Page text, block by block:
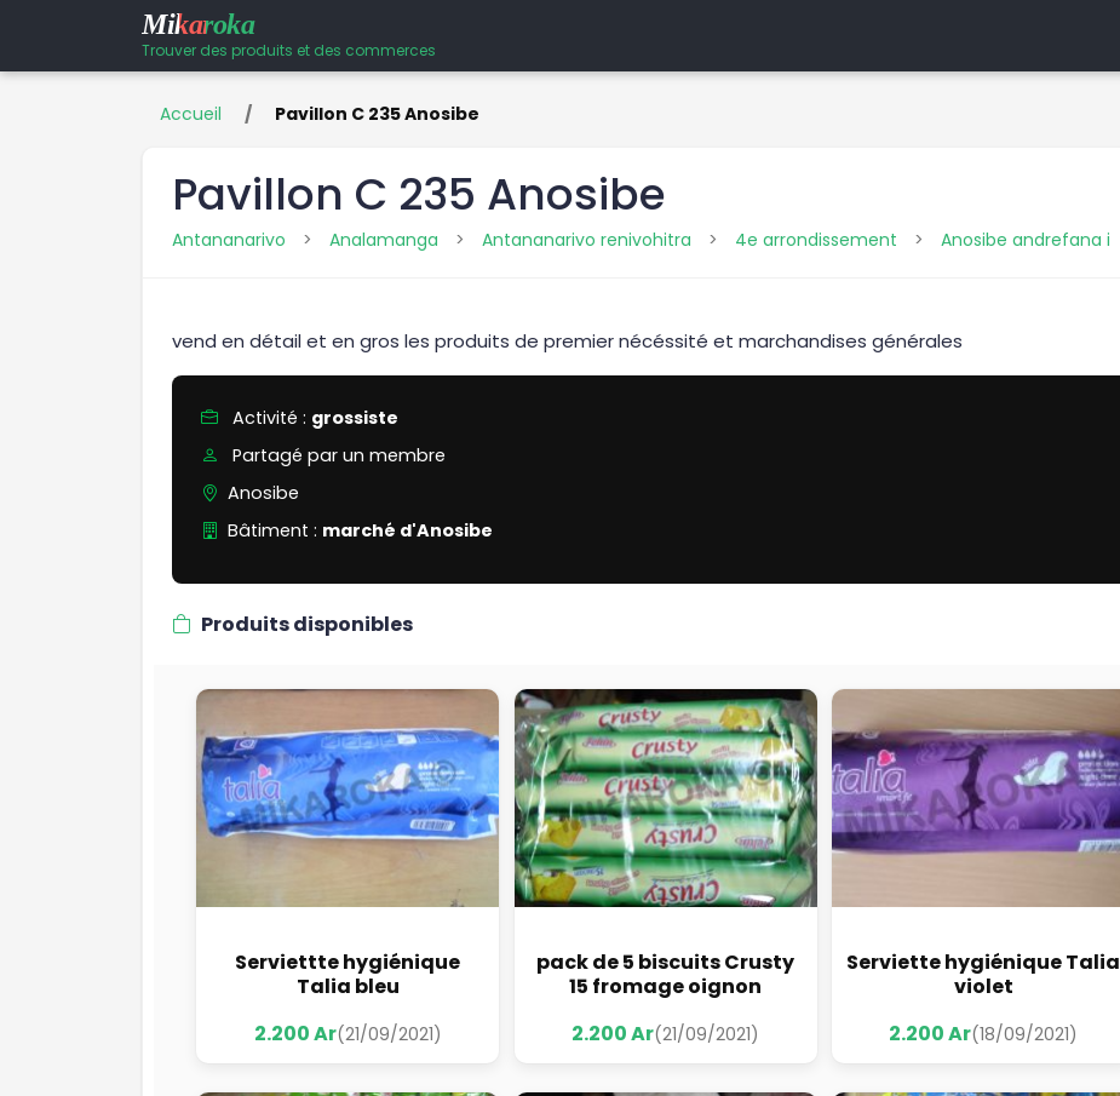
Mikaroka
Trouver des produits et des commerces
Accueil / Pavillon C 235 Anosibe
Pavillon C 235 Anosibe
Antananarivo > Analamanga > Antananarivo renivohitra > 4e arrondissement > Anosibe andrefana i
vend en détail et en gros les produits de premier nécéssité et marchandises générales
Activité : grossiste
Partagé par un membre
Anosibe
Bâtiment : marché d'Anosibe
Produits disponibles
Serviettte hygiénique
Talia bleu
2.200 Ar(21/09/2021)
pack de 5 biscuits Crusty
15 fromage oignon
2.200 Ar(21/09/2021)
Serviette hygiénique Talia
violet
2.200 Ar(18/09/2021)